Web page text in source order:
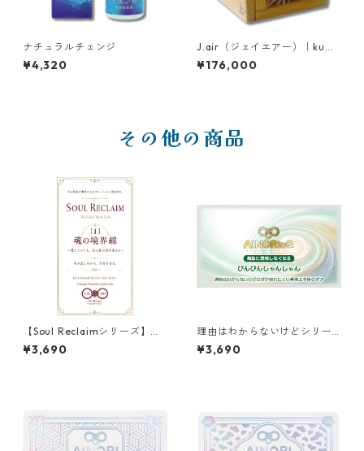
ナチュラルチェンジ
¥4,320
J.air（ジェイエアー）｜kumi
ko（クミコ）
¥176,000
その他の商品
【Soul Reclaimシリーズ】
［Ⅰ］魂の境界線 Hi-Ringo関
数ギア
¥3,690
理由はわからないけどシリー
ズ【I】｜なぜか疲れにくい◉省
エネ持久ギア ぴんぴんしゃん
¥3,690